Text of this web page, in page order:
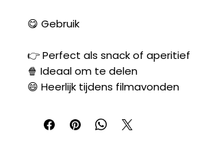
😋 Gebruik
👉 Perfect als snack of aperitief
🍿 Ideaal om te delen
😄 Heerlijk tijdens filmavonden